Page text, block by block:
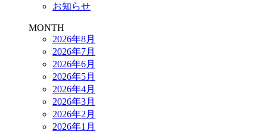
お知らせ
MONTH
2026年8月
2026年7月
2026年6月
2026年5月
2026年4月
2026年3月
2026年2月
2026年1月